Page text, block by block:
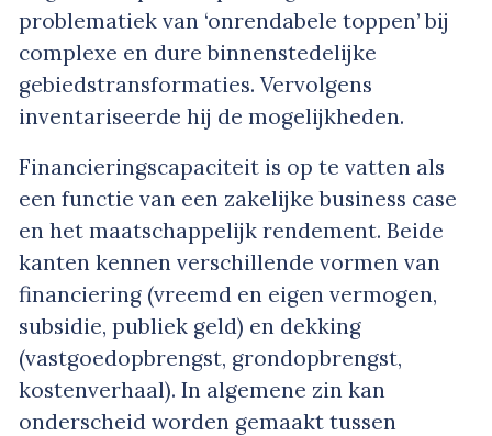
problematiek van ‘onrendabele toppen’ bij
complexe en dure binnenstedelijke
gebiedstransformaties. Vervolgens
inventariseerde hij de mogelijkheden.
Financieringscapaciteit is op te vatten als
een functie van een zakelijke business case
en het maatschappelijk rendement. Beide
kanten kennen verschillende vormen van
financiering (vreemd en eigen vermogen,
subsidie, publiek geld) en dekking
(vastgoedopbrengst, grondopbrengst,
kostenverhaal). In algemene zin kan
onderscheid worden gemaakt tussen